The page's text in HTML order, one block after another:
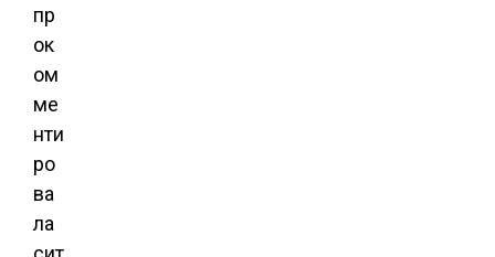
пр
ок
ом
ме
нти
ро
ва
ла